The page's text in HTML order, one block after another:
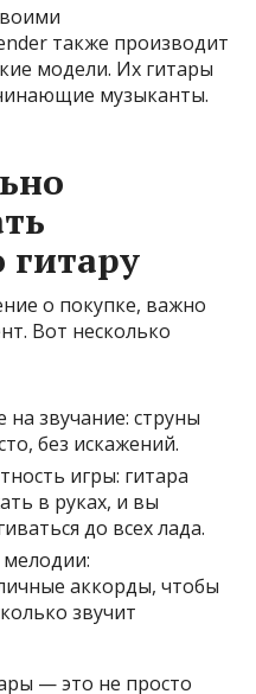
также производит
модели. Их гитары
музыканты.
гитару
о покупке, важно
Вот несколько
звучание: струны
без искажений.
игры: гитара
в руках, и вы
до всех лада.
аккорды, чтобы
звучит
— это не просто